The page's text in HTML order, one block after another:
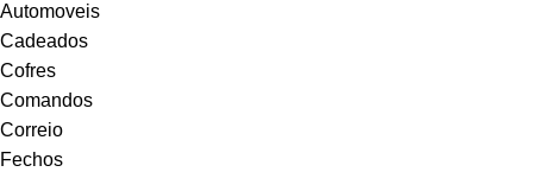
Automoveis
Cadeados
Cofres
Comandos
Correio
Fechos